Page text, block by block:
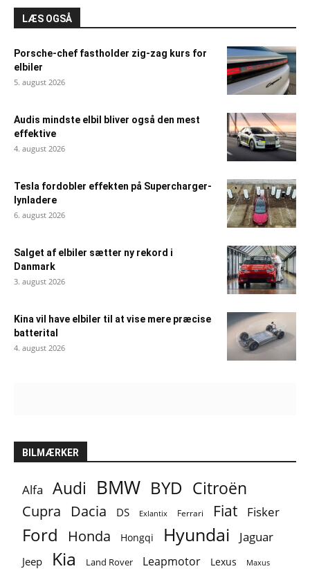
LÆS OGSÅ
Porsche-chef fastholder zig-zag kurs for
elbiler
5. august 2026
Audis mindste elbil bliver også den mest
effektive
4. august 2026
Tesla fordobler effekten på Supercharger-
lynladere
6. august 2026
Salget af elbiler sætter ny rekord i
Danmark
3. august 2026
Kina vil have elbiler til at vise mere præcise
batterital
4. august 2026
BILMÆRKER
Alfa Audi BMW BYD Citroën
Cupra Dacia DS Exlantix Ferrari Fiat Fisker
Ford Honda Hongqi Hyundai Jaguar
Jeep Kia Land Rover Leapmotor Lexus Maxus